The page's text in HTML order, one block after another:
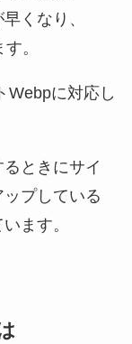
くなり、
。
Webpに対応し
ときにサイ
プしている
ます。